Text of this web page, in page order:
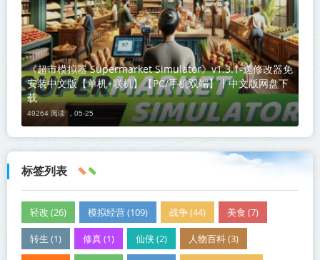
《超市模拟器 Supermarket Simulator》v1.3.1-送修改器免
安装中文版【单机+联机】【PC/手机双端】丨中文版网盘下
载
49264 阅读 ， 05-25
标签列表
轻改 (26) 模拟经营 (109) 战争 (44) 美食 (7)
转生 (1) 修真 (1) 仙侠 (2) 人物百科 (3)